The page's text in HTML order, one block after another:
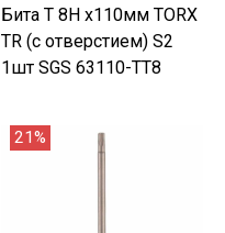
Бита T 8H х110мм TORX
TR (с отверстием) S2
1шт SGS 63110-TT8
21%